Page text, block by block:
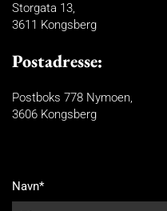
Storgata 13,
3611 Kongsberg
Postadresse:
Postboks 778 Nymoen,
3606 Kongsberg
Navn*